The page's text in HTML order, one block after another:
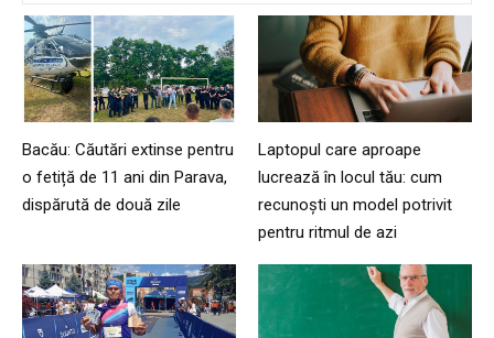
Bacău: Căutări extinse pentru
o fetiță de 11 ani din Parava,
dispărută de două zile
Laptopul care aproape
lucrează în locul tău: cum
recunoști un model potrivit
pentru ritmul de azi